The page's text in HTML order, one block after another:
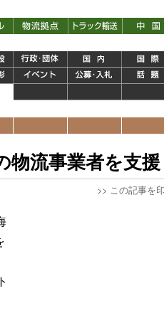
物流事業者を支援
>> この記事を